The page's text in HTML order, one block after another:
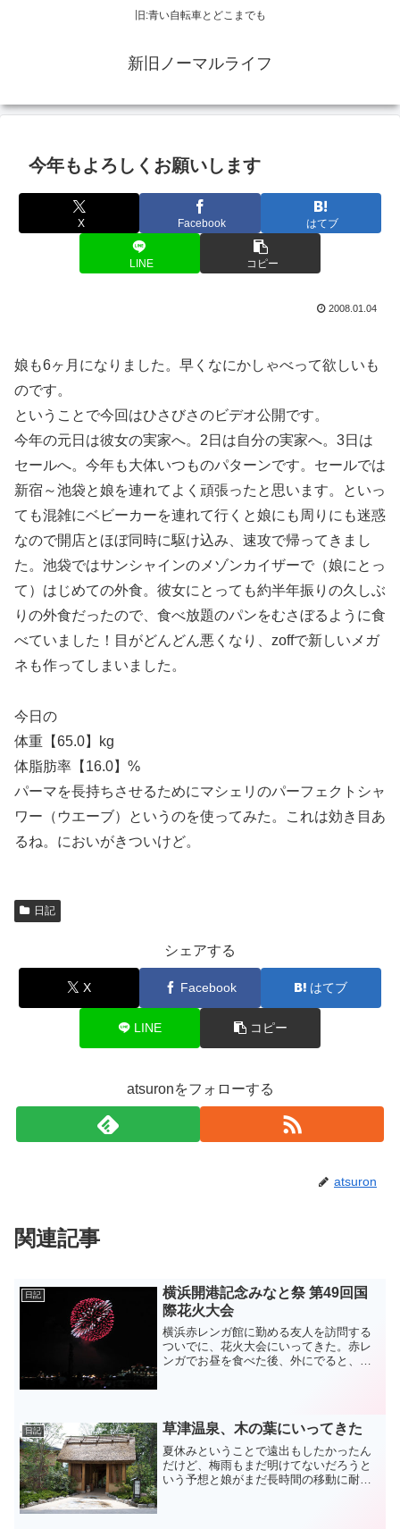
旧:青い自転車とどこまでも
新旧ノーマルライフ
今年もよろしくお願いします
X Facebook はてブ
LINE コピー
2008.01.04
娘も6ヶ月になりました。早くなにかしゃべって欲しいも
のです。
ということで今回はひさびさのビデオ公開です。
今年の元日は彼女の実家へ。2日は自分の実家へ。3日は
セールへ。今年も大体いつものパターンです。セールでは
新宿～池袋と娘を連れてよく頑張ったと思います。といっ
ても混雑にベビーカーを連れて行くと娘にも周りにも迷惑
なので開店とほぼ同時に駆け込み、速攻で帰ってきまし
た。池袋ではサンシャインのメゾンカイザーで（娘にとっ
て）はじめての外食。彼女にとっても約半年振りの久しぶ
りの外食だったので、食べ放題のパンをむさぼるように食
べていました！目がどんどん悪くなり、zoffで新しいメガ
ネも作ってしまいました。
今日の
体重【65.0】kg
体脂肪率【16.0】%
パーマを長持ちさせるためにマシェリのパーフェクトシャ
ワー（ウエーブ）というのを使ってみた。これは効き目あ
るね。においがきついけど。
日記
シェアする
X Facebook はてブ
LINE コピー
atsuronをフォローする
atsuron
関連記事
日記
横浜開港記念みなと祭 第49回国
際花火大会
横浜赤レンガ館に勤める友人を訪問する
ついでに、花火大会にいってきた。赤レ
ンガでお昼を食べた後、外にでると、う
つコロッケ、お団子、味噌...
日記 草津温泉、木の葉にいってきた
夏休みということで遠出もしたかったん
だけど、梅雨もまだ明けてないだろうと
いう予想と娘がまだ長時間の移動に耐え